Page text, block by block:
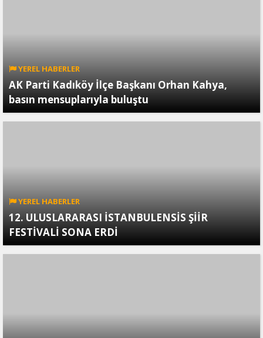
YEREL HABERLER
AK Parti Kadıköy İlçe Başkanı Orhan Kahya,
basın mensuplarıyla buluştu
YEREL HABERLER
12. ULUSLARARASI İSTANBULENSİS ŞİİR
FESTİVALİ SONA ERDİ